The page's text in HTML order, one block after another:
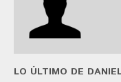
LO ÚLTIMO DE